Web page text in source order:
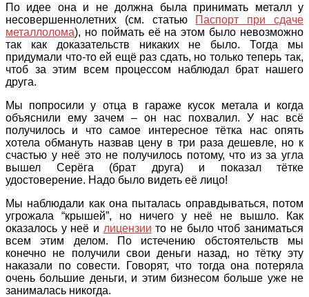
По идее она и не должна была принимать металл у
несовершеннолетних (см. статью Паспорт при сдаче
металлолома), но поймать её на этом было невозможно
так как доказательств никаких не было. Тогда мы
придумали что-то ей ещё раз сдать, но только теперь так,
чтоб за этим всем процессом наблюдал брат нашего
друга.
Мы попросили у отца в гараже кусок метала и когда
объяснили ему зачем – он нас похвалил. У нас всё
получилось и что самое интересное тётка нас опять
хотела обмануть назвав цену в три раза дешевле, но к
счастью у неё это не получилось потому, что из за угла
вышел Серёга (брат друга) и показал тётке
удостоверение. Надо было видеть её лицо!
Мы наблюдали как она пыталась оправдываться, потом
угрожала “крышей”, но ничего у неё не вышло. Как
оказалось у неё и лицензии то не было чтоб заниматься
всем этим делом. По истечению обстоятельств мы
конечно не получили свои деньги назад, но тётку эту
наказали по совести. Говорят, что тогда она потеряла
очень большие деньги, и этим бизнесом больше уже не
занималась никогда.